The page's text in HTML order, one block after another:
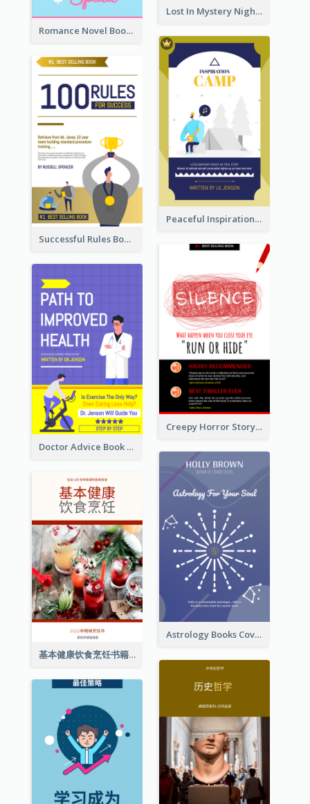
Lost In Mystery Night Book Cover
Romance Novel Book Cover
Peaceful Inspirational Camping Book Cover
Successful Rules Book Cover Design
Creepy Horror Story Book Cover Design
Doctor Advice Book Cover Design
Astrology Books Cover Design
基本健康饮食烹饪书籍封面